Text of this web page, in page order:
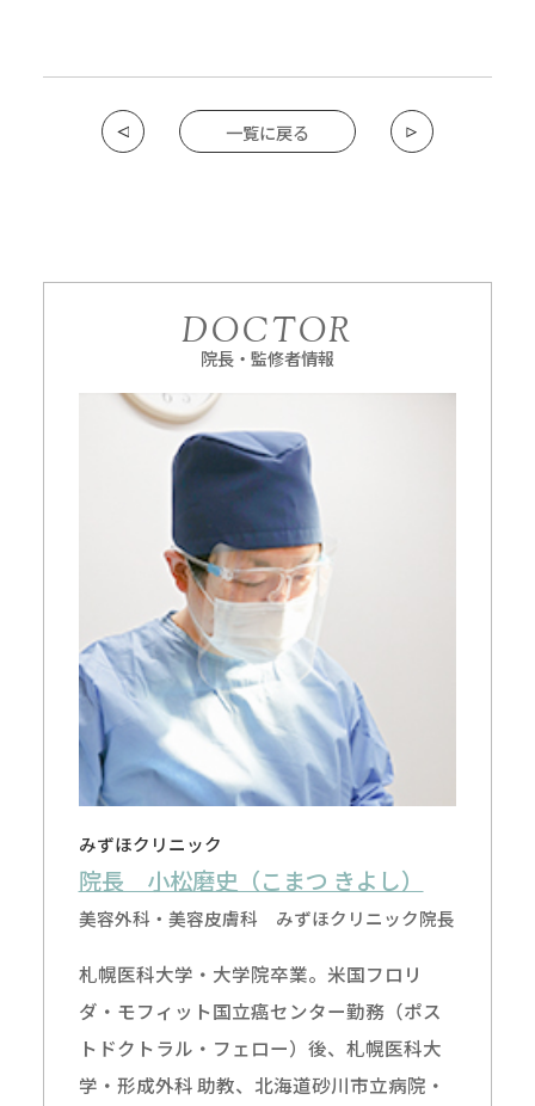
一覧に戻る
DOCTOR
院長・監修者情報
みずほクリニック
院長 小松磨史（こまつ きよし）
美容外科・美容皮膚科 みずほクリニック院長
札幌医科大学・大学院卒業。米国フロリ
ダ・モフィット国立癌センター勤務（ポス
トドクトラル・フェロー）後、札幌医科大
学・形成外科 助教、北海道砂川市立病院・